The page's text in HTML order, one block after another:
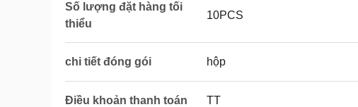
Số lượng đặt hàng tối
thiểu
10PCS
chi tiết đóng gói hộp
Điều khoản thanh toán TT